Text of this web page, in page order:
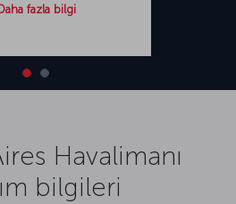
fazla bilgi
Havalimanı
bilgileri